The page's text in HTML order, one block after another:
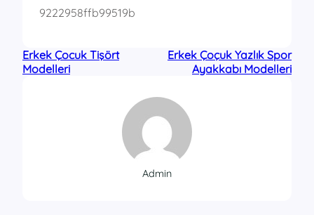
9222958ffb99519b
Erkek Çocuk Tişört
Modelleri
Erkek Çoçuk Yazlık Spor
Ayakkabı Modelleri
Admin